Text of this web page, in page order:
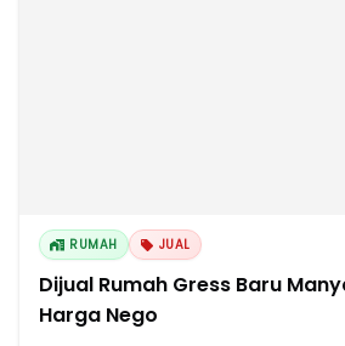
RUMAH JUAL
Dijual Rumah Gress Baru
Harga Nego